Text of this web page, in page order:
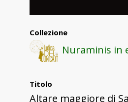
Collezione
Nuraminis in
Titolo
Altare maggiore di